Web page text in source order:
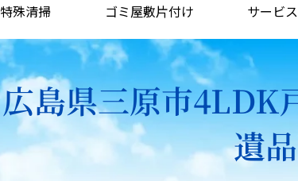
特殊清掃 ゴミ屋敷片付け サービ
広島県三原市4LDK
遺